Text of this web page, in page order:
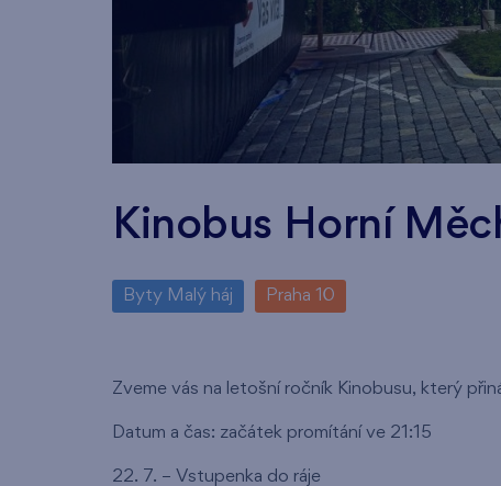
Kinobus Horní
Byty Malý háj Praha 10
Zveme vás na letošní ročník Kinobusu, který
Datum a čas: začátek promítání ve 21:15
22. 7. – Vstupenka do ráje